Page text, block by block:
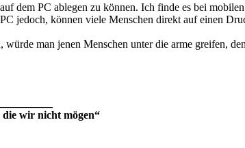
dem PC ablegen zu können. Ich finde es bei
jedoch, können viele Menschen direkt auf einen
man jenen Menschen unter die arme greifen,
wir nicht mögen“